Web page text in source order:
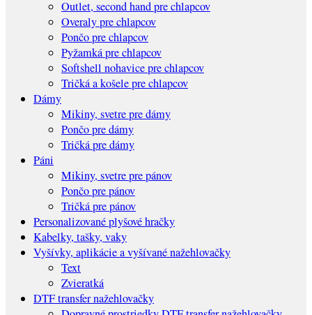
Outlet, second hand pre chlapcov
Overaly pre chlapcov
Pončo pre chlapcov
Pyžamká pre chlapcov
Softshell nohavice pre chlapcov
Tričká a košele pre chlapcov
Dámy
Mikiny, svetre pre dámy
Pončo pre dámy
Tričká pre dámy
Páni
Mikiny, svetre pre pánov
Pončo pre pánov
Tričká pre pánov
Personalizované plyšové hračky
Kabelky, tašky, vaky
Vyšívky, aplikácie a vyšívané nažehlovačky
Text
Zvieratká
DTF transfer nažehlovačky